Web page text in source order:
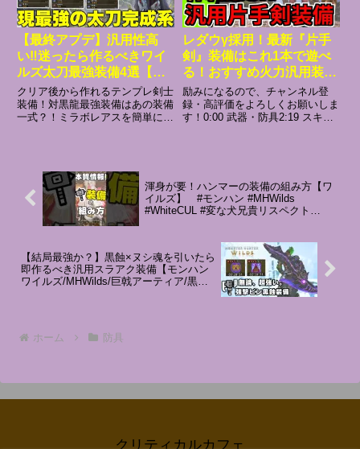
【最終アプデ】汎用性高
い‼️迷ったら作るべきワイ
ルズ太刀最強装備4選【モ
ンハンワイルズ】
クリア後から作れるテンプレ剣士
装備！対黒龍最強装備はあの装備
一式？！ミラボレアスを簡単に倒
大体地雷#ワイルズ#mhwilds #モ
ンハンワイルズ#モン...
レダウγ採用！最新『片手
剣』装備はこれ1本で遊べ
る！おすすめ火力汎用装備
紹介 モンハンワイルズ
MHWilds MHWs：モンス
ターハンターワイルズ
励みになるので、チャンネル登
録・高評価をよろしくお願いしま
す！0:00 武器・防具2:19 スキル
渾身が要！ハンマーの装備の組み方【ワ
イルズ】 #モンハン #MHWilds
#WhiteCUL #変な犬兄貴リスペクト
【結局最強か？】黒蝕×ヌシ魂を引いたら
即作るべき汎用スラアク装備【モンハン
ワイルズ/MHWilds/巨戟アーティア/黒色
ホーム 防具
クリティカルカフェ